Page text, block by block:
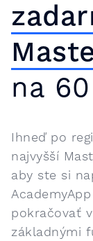
na
Ihneď po
najvyšší
aby ste si
pokračovať
základnými